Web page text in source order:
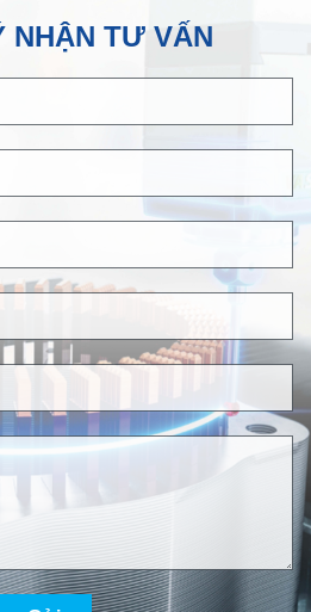
NHẬN TƯ VẤN